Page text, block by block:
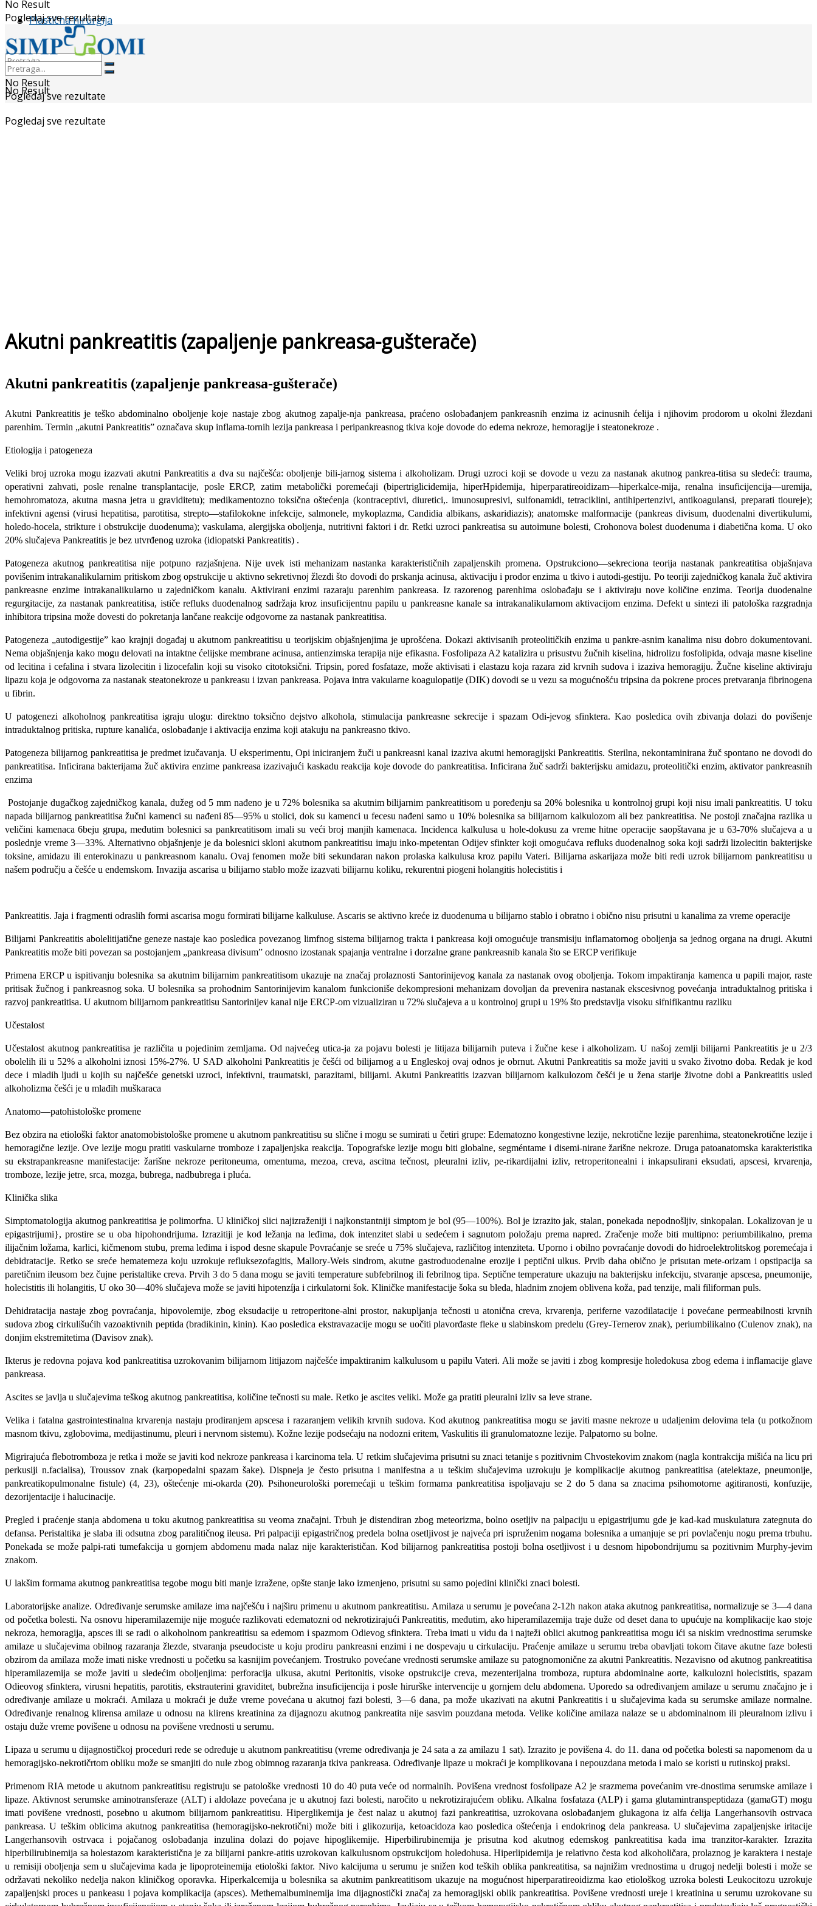
Plastična hirurgija
No Result
Pogledaj sve rezultate
No Result
Pogledaj sve rezultate
No Result
Pogledaj sve rezultate
Akutni pankreatitis (zapaljenje pankreasa-gušterače)
Akutni pankreatitis (zapaljenje pankreasa-gušterače)
Akutni Pankreatitis je teško abdominalno oboljenje koje nastaje zbog akutnog zapalje-nja pankreasa, praćeno oslobađanjem pankreasnih enzima iz acinusnih ćelija i njihovim prodo­rom u okolni žlezdani
parenhim. Termin „akutni Pankreatitis” označava skup inflama-tornih lezija pankreasa i peripankreasnog tkiva koje dovode do edema nekroze, hemoragije i steatonekroze .
Etiologija i patogeneza
Veliki broj uzroka mogu izazvati akutni Pankreatitis a dva su najčešća: oboljenje bili-jarnog sistema i alkoholizam. Drugi uzroci koji se dovode u vezu za nastanak akutnog pankrea-titisa su sledeći: trauma,
operativni zahvati, posle renalne transplantacije, posle ERCP, zatim metabolički poremećaji (bipertriglicidemija, hiperHpidemija, hiperparatireoidizam—hiperkalce-mija, renalna insuficijencija—uremija,
hemohromatoza, akutna masna jetra u graviditetu); medikamentozno toksična oštećenja (kontraceptivi, diuretici,. imunosupresivi, sulfonamidi, tetraciklini, antihipertenzivi, antikoagulansi, preparati tioureje);
infektivni agensi (virusi hepa­titisa, parotitisa, strepto—stafilokokne infekcije, salmonele, mykoplazma, Candidia albikans, askaridiazis); anatomske malformacije (pankreas divisum, duodenalni divertikulumi,
holedo-hocela, strikture i obstrukcije duodenuma); vaskulama, alergijska oboljenja, nutritivni faktori i dr. Retki uzroci pankreatisa su autoimune bolesti, Crohonova bolest duodenuma i diabetična koma. U oko
20% slučajeva Pankreatitis je bez utvrđenog uzroka (idiopatski Pankreatitis) .
Patogeneza akutnog pankreatitisa nije potpuno razjašnjena. Nije uvek isti mehanizam nastanka karakterističnih zapaljenskih promena. Opstrukciono—sekreciona teorija nastanak pankreatitisa objašnjava
povišenim intrakanalikularnim pritiskom zbog opstrukcije u aktivno sekretivnoj žlezdi što dovodi do prskanja acinusa, aktivaciju i prodor enzima u tkivo i autodi-gestiju. Po teoriji zajedničkog kanala žuč aktivira
pankreasne enzime intrakanalikularno u za­jedničkom kanalu. Aktivirani enzimi razaraju parenhim pankreasa. Iz razorenog parenhima oslobađaju se i aktiviraju nove količine enzima. Teorija duodenalne
regurgitacije, za nastanak pankreatitisa, ističe refluks duodenalnog sadržaja kroz insuficijentnu papilu u pankreasne kana­le sa intrakanalikularnom aktivacijom enzima. Defekt u sintezi ili patološka razgra­dnja
inhibitora tripsina može dovesti do pokretanja lančane reakcije odgovorne za nastanak pankreatitisa.
Patogeneza „autodigestije” kao krajnji događaj u akutnom pankreatitisu u teorijskim objašnjenjima je uprošćena. Dokazi aktivisanih proteolitičkih enzima u pankre-asnim kanalima nisu dobro dokumentovani.
Nema objašnjenja kako mogu delovati na intaktne ćelijske membrane acinusa, antienzimska terapija nije efikasna. Fosfolipaza A2 katalizira u pri­sustvu žučnih kiselina, hidrolizu fosfolipida, odvaja masne kiseline
od lecitina i cefalina i stva­ra lizolecitin i lizocefalin koji su visoko citotoksični. Tripsin, pored fosfataze, može aktivisati i elastazu koja razara zid krvnih sudova i izaziva hemoragiju. Žučne kiseline aktiviraju
lipazu koja je odgovorna za nastanak steatonekroze u pankreasu i izvan pankreasa. Po­java intra vakularne koagulopatije (DIK) dovodi se u vezu sa mogućnošću tripsina da pokrene proces pretvaranja fibrinogena
u fibrin.
U patogenezi alkoholnog pankreatitisa igraju ulogu: direktno toksično dejstvo alkohola, stimulacija pankreasne sekrecije i spazam Odi-jevog sfinktera. Kao posledica ovih zbivanja dolazi do povišenje
intraduktalnog pritiska, rupture kanalića, oslobađanje i aktivacija enzima koji atakuju na pankreasno tkivo.
Patogeneza bilijarnog pankreatitisa je predmet izučavanja. U eksperimentu, Opi inici­ranjem žuči u pankreasni kanal izaziva akutni hemoragijski Pankreatitis. Sterilna, nekontami­nirana žuč spontano ne dovodi do
pankreatitisa. Inficirana bakterijama žuč aktivira enzime pan­kreasa izazivajući kaskadu reakcija koje dovode do pankreatitisa. Inficirana žuč sadrži bakterijsku amidazu, proteolitički enzim, aktivator pankreasnih
enzima
Postojanje dugačkog zajedničkog kanala, dužeg od 5 mm nađeno je u 72% bolesnika sa akutnim bilijarnim pankreatitisom u poređenju sa 20% bolesnika u kontrolnoj grupi koji nisu imali pankreatitis. U toku
napada bilijarnog pankreatitisa žučni kamenci su nađeni 85—95% u stolici, dok su kamenci u fecesu nađeni samo u 10% bolesnika sa bilijarnom kalkulozom ali bez pankreatitisa. Ne postoji značajna razlika u
veličini kamenaca 6beju grupa, međutim bole­snici sa pankreatitisom imali su veći broj manjih kamenaca. Incidenca kalkulusa u hole-dokusu za vreme hitne operacije saopštavana je u 63-70% slučajeva a u
poslednje vreme 3—33%. Alternativno objašnjenje je da bolesnici skloni akutnom pankreatitisu imaju inko-mpetentan Odijev sfinkter koji omogućava refluks duodenalnog soka koji sadrži lizolecitin bakterijske
toksine, amidazu ili enterokinazu u pankreasnom kanalu. Ovaj fenomen može biti sekundaran nakon prolaska kalkulusa kroz papilu Vateri. Bilijarna askarijaza može biti redi uzrok bilijarnom pankreatitisu u
našem području a češće u endemskom. Invazija ascarisa u bilijarno stablo može izazvati bilijarnu koliku, rekurentni piogeni holangitis holecistitis i
Pankreatitis. Jaja i fragmenti odraslih formi ascarisa mogu formirati bilijarne kalkuluse. Asca­ris se aktivno kreće iz duodenuma u bilijarno stablo i obratno i obično nisu prisutni u kanali­ma za vreme operacije
Bilijarni Pankreatitis abolelitijatične geneze nastaje kao posledica povezanog limfnog sistema bilijarnog trakta i pankreasa koji omogućuje transmisiju inflamatornog oboljenja sa je­dnog organa na drugi. Akutni
Pankreatitis može biti povezan sa postojanjem „pankreasa divisum” odnosno izostanak spajanja ventralne i dorzalne grane pankreasnib kanala što se ERCP verifikuje
Primena ERCP u ispitivanju bolesnika sa akutnim bilijarnim pankreatitisom ukazuje na značaj prolaznosti Santorinijevog kanala za nastanak ovog oboljenja. Tokom impaktiranja kamenca u papili major, raste
pritisak žučnog i pankreasnog soka. U bolesnika sa prohodnim Santorinijevim kanalom funkcioniše dekompresioni mehanizam dovoljan da prevenira nasta­nak ekscesivnog povećanja intraduktalnog pritiska i
razvoj pankreatitisa. U akutnom bilijarnom pankreatitisu Santorinijev kanal nije ERCP-om vizualiziran u 72% slučajeva a u kontrolnoj gru­pi u 19% što predstavlja visoku sifnifikantnu razliku
Učestalost
Učestalost akutnog pankreatitisa je različita u pojedinim zemljama. Od najvećeg utica-ja za pojavu bolesti je litijaza bilijarnih puteva i žučne kese i alkoholizam. U našoj zemlji bili­jarni Pankreatitis je u 2/3
obolelih ili u 52% a alkoholni iznosi 15%-27%. U SAD alko­holni Pankreatitis je češći od bilijarnog a u Engleskoj ovaj odnos je obrnut. Akutni Pankre­atitis sa može javiti u svako životno doba. Redak je kod
dece i mladih ljudi u kojih su najčešće genetski uzroci, infektivni, traumatski, parazitami, bilijarni. Akutni Pankreatitis izazvan bili­jarnom kalkulozom češći je u žena starije životne dobi a Pankreatitis usled
alkoholizma češći je u mlađih muškaraca
Anatomo—patohistološke promene
Bez obzira na etiološki faktor anatomobistološke promene u akutnom pankreatitisu su slične i mogu se sumirati u četiri grupe: Edematozno kongestivne lezije, nekrotične lezije parenhima, steatonekrotične lezije i
hemoragične lezije. Ove lezije mogu pratiti vaskularne tromboze i zapaljenjska reakcija. Topografske lezije mogu biti globalne, segméntame i disemi-nirane žarišne nekroze. Druga patoanatomska karakteristika
su ekstrapankreasne manifestaci­je: žarišne nekroze peritoneuma, omentuma, mezoa, creva, ascitna tečnost, pleuralni izliv, pe-rikardijalni izliv, retroperitonealni i inkapsulirani eksudati, apscesi, krvarenja,
tromboze, lezije jetre, srca, mozga, bubrega, nadbubrega i pluća.
Klinička slika
Simptomatologija akutnog pankreatitisa je polimorfna. U kliničkoj slici najizraženiji i najkonstantniji simptom je bol (95—100%). Bol je izrazito jak, stalan, ponekada nepodno­šljiv, sinkopalan. Lokalizovan je u
epigastrijumi}, prostire se u oba hipohondrijuma. Izrazitiji je kod ležanja na leđima, dok intenzitet slabi u sedećem i sagnutom položaju prema napred. Zračenje može biti multipno: periumbilikalno, prema
ilijačnim ložama, karlici, kičmenom stubu, prema leđima i ispod desne skapule Povraćanje se sreće u 75% slučajeva, različitog intenziteta. Uporno i obilno povraćanje dovodi do hidroelektrolitskog poremećaja i
debidratacije. Retko se sreće hematemeza koju uzrokuje refluksezofagitis, Mallory-Weis sindrom, akutne gastroduodenalne erozije i peptični ulkus. Prvib daha obično je prisutan mete-orizam i opstipacija sa
paretičnim ileusom bez čujne peristaltike creva. Prvih 3 do 5 dana mogu se javiti temperature subfebrilnog ili febrilnog tipa. Septične temperature ukazuju na bakterijsku infekciju, stvaranje apscesa, pneumonije,
holecistitis ili holangitis, U oko 30—40% slučajeva može se javiti hipotenzíja i cirkulatorni šok. Kliničke manife­stacije šoka su bleda, hladnim znojem oblivena koža, pad tenzije, mali filiforman puls.
Dehidratacija nastaje zbog povraćanja, hipovolemije, zbog eksudacije u retroperitone-alni prostor, nakupljanja tečnosti u atonična creva, krvarenja, periferne vazodilatacije i poveća­ne permeabilnosti krvnih
sudova zbog cirkulišućih vazoaktivnih peptida (bradikinin, kinin). Kao posledica ekstravazacije mogu se uočiti plavorđaste fleke u slabinskom predelu (Grey-Ternerov znak), periumbilikalno (Culenov znak), na
donjim ekstremitetima (Davisov znak).
Ikterus je redovna pojava kod pankreatitisa uzrokovanim bilijarnom litijazom najče­šće impaktiranim kalkulusom u papilu Vateri. Ali može se javiti i zbog kompresije holedokusa zbog edema i inflamacije glave
pankreasa.
Ascites se javlja u slučajevima teškog akutnog pankreatitisa, količine tečnosti su male. Retko je ascites veliki. Može ga pratiti pleuralni izliv sa leve strane.
Velika i fatalna gastrointestinalna krvarenja nastaju prodiranjem apscesa i razaranjem velikih krvnih sudova. Kod akutnog pankreatitisa mogu se javiti masne nekroze u udaljenim delovima tela (u potkožnom
masnom tkivu, zglobovima, medijastinumu, pleuri i nervnom siste­mu). Kožne lezije podsećaju na nodozni eritem, Vaskulitis ili granulomatozne lezije. Palpatorno su bolne.
Migrirajuća flebotromboza je retka i može se javiti kod nekroze pankreasa i karcinoma tela. U retkim slučajevima prisutni su znaci tetanije s pozitivnim Chvostekovim znakom (nagla kontrakcija mišića na licu pri
perkusiji n.facialisa), Troussov znak (karpopedalni spazam šake). Dispneja je često prisutna i manifestna a u teškim slučajevima uzrokuju je komplikacije akutnog pankreatitisa (atelektaze, pneumonije,
pankreatikopulmonalne fistule) (4, 23), oštećenje mi-okarda (20). Psihoneurološki poremećaji u teškim formama pankreatitisa ispoljavaju se 2 do 5 dana sa znacima psihomotorne agitiranosti, konfuzije,
dezorijentacije i halucinacije.
Pregled i praćenje stanja abdomena u toku akutnog pankreatitisa su veoma značajni. Trbuh je distendiran zbog meteorizma, bolno osetljiv na palpaciju u epigastrijumu gde je kad-kad muskulatura zategnuta do
defansa. Peristaltika je slaba ili odsutna zbog paralitičnog ileusa. Pri palpaciji epigastričnog predela bolna osetljivost je najveća pri ispruženim nogama bolesnika a umanjuje se pri povlačenju nogu prema trbuhu.
Ponekada se može palpi-rati tumefakcija u gornjem abdomenu mada nalaz nije karakterističan. Kod bilijarnog pankre­atitisa postoji bolna osetljivost i u desnom hipobondrijumu sa pozitivnim Murphy-jevim
znakom.
U lakšim formama akutnog pankreatitisa tegobe mogu biti manje izražene, opšte stanje lako izmenjeno, prisutni su samo pojedini klinički znaci bolesti.
Laboratorijske analize. Određivanje serumske amilaze ima najčešću i najširu primenu u akutnom pankreatitisu. Amilaza u serumu je povećana 2-12h nakon ataka akutnog pankre­atitisa, normalizuje se 3—4 dana
od početka bolesti. Na osnovu hiperamilazemije nije moguće razlikovati edematozni od nekrotizirajući Pankreatitis, međutim, ako hiperamilazemija traje duže od deset dana to upućuje na komplikacije kao stoje
nekroza, hemoragija, apsces ili se radi o alkoholnom pankreatitisu sa edemom i spazmom Odievog sfinktera. Treba imati u vidu da i najteži oblici akutnog pankreatitisa mogu ići sa niskim vrednostima serumske
amila­ze u slučajevima obilnog razaranja žlezde, stvaranja pseudociste u koju prodiru pankreasni enzimi i ne dospevaju u cirkulaciju. Praćenje amilaze u serumu treba obavljati tokom čitave akutne faze bolesti
obzirom da amilaza može imati niske vrednosti u početku sa kasnijim pove­ćanjem. Trostruko povećane vrednosti serumske amilaze su patognomonične za akutni Pankre­atitis. Nezavisno od akutnog pankreatitisa
hiperamilazemija se može javiti u sledećim obolje­njima: perforacija ulkusa, akutni Peritonitis, visoke opstrukcije creva, mezenterijalna tromboza, ruptura abdominalne aorte, kalkulozni holecistitis, spazam
Odieovog sfinktera, virusni hepa­titis, parotitis, ekstrauterini graviditet, bubrežna insuficijencija i posle hirurške intervencije u gornjem delu abdomena. Uporedo sa određivanjem amilaze u serumu značajno je i
određivanje amilaze u mokraći. Amilaza u mokraći je duže vreme povećana u akutnoj fazi bolesti, 3—6 dana, pa može ukazivati na akutni Pankreatitis i u slučajevima kada su serumske amilaze normalne.
Određivanje renalnog klirensa amilaze u odnosu na klirens kreatinina za di­jagnozu akutnog pankreatita nije sasvim pouzdana metoda. Velike količine amilaza nalaze se u abdominalnom ili pleuralnom izlivu i
ostaju duže vreme povišene u odnosu na povišene vrednosti u serumu.
Lipaza u serumu u dijagnostičkoj proceduri rede se određuje u akutnom pankreatitisu (vreme određivanja je 24 sata a za amilazu 1 sat). Izrazito je povišena 4. do 11. dana od po­četka bolesti sa napomenom da u
hemoragijsko-nekrotičrtom obliku može se smanjiti do nule zbog obimnog razaranja tkiva pankreasa. Određivanje lipaze u mokraći je komplikovana i nepo­uzdana metoda i malo se koristi u rutinskoj praksi.
Primenom RIA metode u akutnom pankreatitisu registruju se patološke vrednosti 10 do 40 puta veće od normalnih. Povišena vrednost fosfolipaze A2 je srazmema povećanim vre-dnostima serumske amilaze i
lipaze. Aktivnost serumske aminotransferaze (ALT) i aldolaze po­većana je u akutnoj fazi bolesti, naročito u nekrotizirajućem obliku. Alkalna fosfataza (ALP) i gama glutamintranspeptidaza (gamaGT) mogu
imati povišene vrednosti, posebno u akutnom bilijarnom pankreatitisu. Hiperglikemija je čest nalaz u akutnoj fazi pankreatitisa, uzrokovana oslobađanjem glukagona iz alfa ćelija Langerhansovih ostrvaca
pankreasa. U teškim oblicima akutnog pankreatitisa (hemoragijsko-nekrotični) može biti i glikozurija, ketoacidoza kao posledica oštećenja i endokrinog dela pankreasa. U slučajevima zapaljenjske irita­cije
Langerhansovih ostrvaca i pojačanog oslobađanja inzulina dolazi do pojave hipoglikemije. Hiperbilirubinemija je prisutna kod akutnog edemskog pankreatitisa kada ima tranzitor-karakter. Izrazita
hiperbilirubinemija sa holestazom karakteristična je za bilijarni pankre-atitis uzrokovan kalkulusnom opstrukcijom holedohusa. Hiperlipidemija je relativno česta kod alkoholičara, prolaznog je karaktera i nestaje
u remisiji oboljenja sem u slučajevima kada je lipoproteinemija etiološki faktor. Nivo kalcijuma u serumu je snižen kod teških oblika pankre­atitisa, sa najnižim vrednostima u drugoj nedelji bolesti i može se
održavati nekoliko nedelja nakon kliničkog oporavka. Hiperkalcemija u bolesnika sa akutnim pankreatitisom ukazuje na mogućnost hiperparatireoidizma kao etiološkog uzroka bolesti Leukocitozu uzro­kuje
zapaljenjski proces u pankeasu i pojava komplikacija (apsces). Methemalbuminemija ima dijagnostički značaj za hemoragijski oblik pankreatitisa. Povišene vrednosti ureje i kreatinina u serumu uzrokovane su